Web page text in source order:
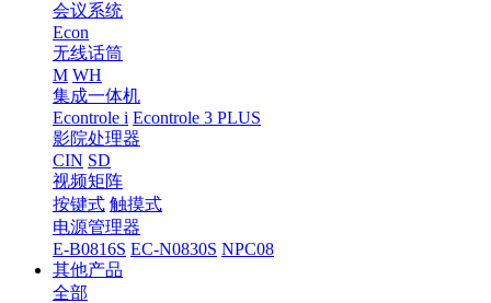
会议系统
Econ
无线话筒
M WH
集成一体机
Econtrole i Econtrole 3 PLUS
影院处理器
CIN SD
视频矩阵
按键式 触摸式
电源管理器
E-B0816S EC-N0830S NPC08
其他产品
全部